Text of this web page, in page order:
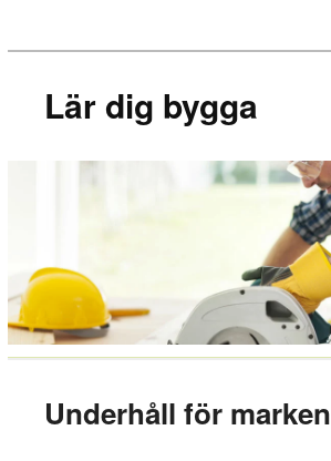
BYGG EGEN SÄNGGAVEL
BYGGA BORD AV LASTPALLAR
Lär dig bygga
Underhåll för marken